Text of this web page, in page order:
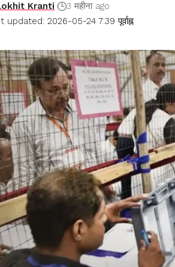
updated: 2026-05-24 7:39 पूर्वाह्न
Kranti 3 महीना ago